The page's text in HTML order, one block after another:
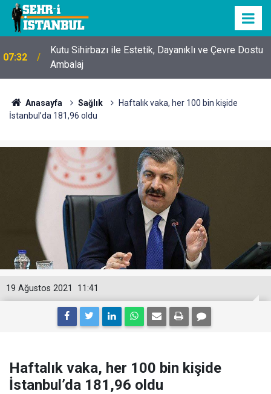
07:32
Kutu Sihirbazı ile Estetik, Dayanıklı ve Çevre Dostu
Ambalaj
Anasayfa Sağlık
Haftalık vaka, her 100 bin kişide
İstanbul’da 181,96 oldu
11:41
19 Ağustos 2021
Haftalık vaka, her 100 bin kişide
İstanbul’da 181,96 oldu